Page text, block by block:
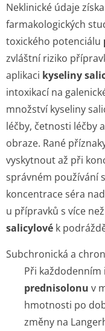
Neklinické údaje
farmakologických
toxického potenciálu
zvláštní riziko
aplikaci kyseliny
intoxikací na
množství kyseliny
léčby, četnosti léčby
obraze. Rané
vyskytnout až při
správném používání
koncentrace séra
u přípravků s více
salicylové k
Subchronická a
Při
prednisolonu v
hmotnosti po
změny na